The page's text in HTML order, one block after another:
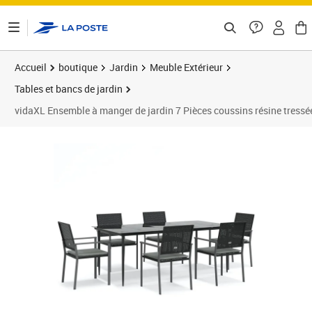
Accueil boutique Jardin
Meuble Extérieur
Tables et bancs de jardin
vidaXL Ensemble à manger de jardin 7 Pièces coussins résine